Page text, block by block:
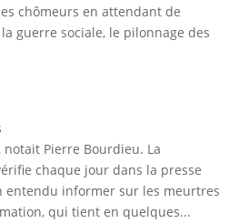
chômeurs en attendant de
guerre sociale, le pilonnage des
Pierre Bourdieu. La
chaque jour dans la presse
entendu informer sur les meurtres
qui tient en quelques...